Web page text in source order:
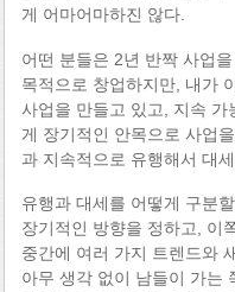
게 어마어마하진 않다.
어떤 분들은 2년 반짝 사업
목적으로 창업하지만, 내가
사업을 만들고 있고, 지속
게 장기적인 안목으로 사업
과 지속적으로 유행해서 대
유행과 대세를 어떻게 구분
장기적인 방향을 정하고, 이
중간에 여러 가지 트렌드와
아무 생각 없이 남들이 가는